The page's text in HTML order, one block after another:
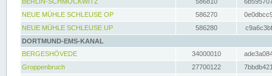
NEUE MÜHLE SCHLEUSE OP
586270
NEUE MÜHLE SCHLEUSE UP
586280
DORTMUND-EMS-KANAL
BERGESHÖVEDE
34000010
Groppenbruch
27700122